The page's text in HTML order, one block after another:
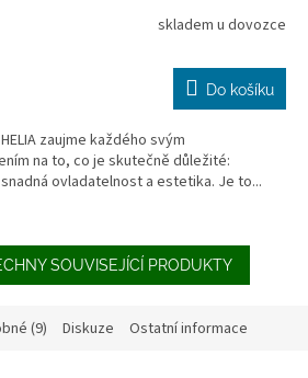
skladem u dovozce
Do košíku
zaujme každého svým
na to, co je skutečně důležité:
ovladatelnost a estetika. Je to...
SOUVISEJÍCÍ PRODUKTY
(9) Diskuze Ostatní informace